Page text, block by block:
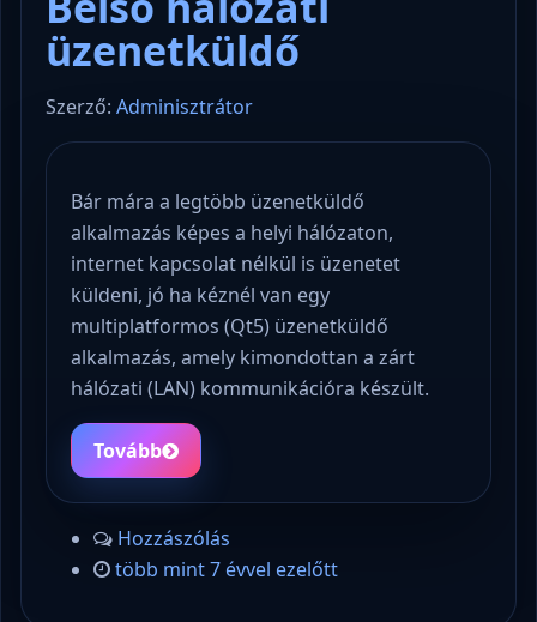
üzenetküldő
Szerző: Adminisztrátor
Bár mára a legtöbb üzenetküldő
alkalmazás képes a helyi hálózaton,
internet kapcsolat nélkül is üzenetet
küldeni, jó ha kéznél van egy
multiplatformos (Qt5) üzenetküldő
alkalmazás, amely kimondottan a zárt
hálózati (LAN) kommunikációra készült.
Tovább
Hozzászólás
több mint 7 évvel ezelőtt